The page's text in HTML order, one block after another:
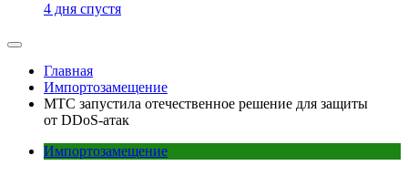
4 дня спустя
Главная
Импортозамещение
МТС запустила отечественное решение для защиты
от DDoS-атак
Импортозамещение